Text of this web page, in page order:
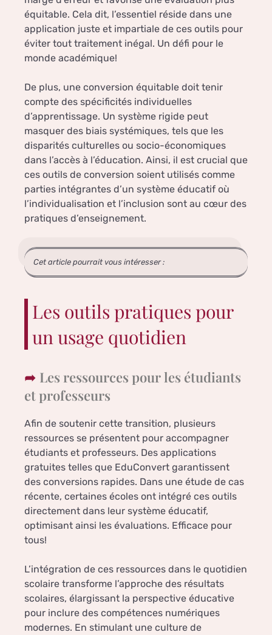
équitable. Cela dit, l’essentiel réside dans une
application juste et impartiale de ces outils pour
éviter tout traitement inégal. Un défi pour le
monde académique!
De plus, une conversion équitable doit tenir
compte des spécificités individuelles
d’apprentissage. Un système rigide peut
masquer des biais systémiques, tels que les
disparités culturelles ou socio-économiques
dans l’accès à l’éducation. Ainsi, il est crucial que
ces outils de conversion soient utilisés comme
parties intégrantes d’un système éducatif où
l’individualisation et l’inclusion sont au cœur des
pratiques d’enseignement.
Cet article pourrait vous intéresser :
Les outils pratiques pour
un usage quotidien
Les ressources pour les étudiants
et professeurs
Afin de soutenir cette transition, plusieurs
ressources se présentent pour accompagner
étudiants et professeurs. Des applications
gratuites telles que EduConvert garantissent
des conversions rapides. Dans une étude de cas
récente, certaines écoles ont intégré ces outils
directement dans leur système éducatif,
optimisant ainsi les évaluations. Efficace pour
tous!
L’intégration de ces ressources dans le quotidien
scolaire transforme l’approche des résultats
scolaires, élargissant la perspective éducative
pour inclure des compétences numériques
modernes. En stimulant une culture de